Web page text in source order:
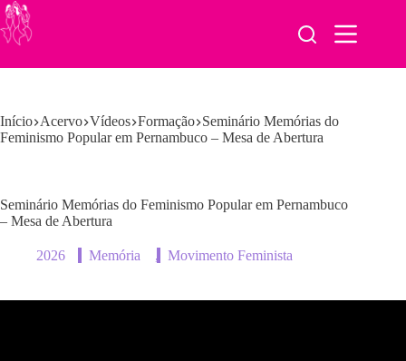
Pular
para
o
Início Acervo Vídeos Formação Seminário Memórias do
Feminismo Popular em Pernambuco – Mesa de Abertura
Seminário Memórias do Feminismo Popular em Pernambuco
– Mesa de Abertura
2026 Memória , Movimento Feminista